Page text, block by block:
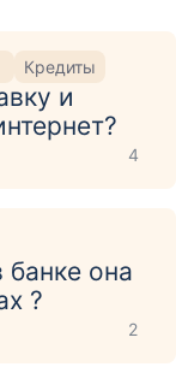
Кредиты
и
4
банке она
?
2